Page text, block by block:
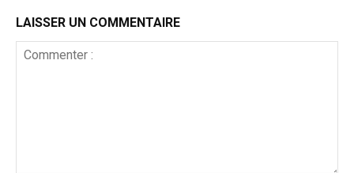
LAISSER UN COMMENTAIRE